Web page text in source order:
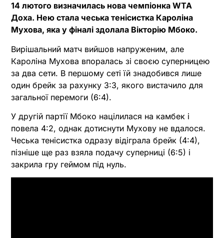
14 лютого визначилась нова чемпіонка WTA
Доха. Нею стала чеська тенісистка Кароліна
Мухова, яка у фіналі здолала Вікторію Мбоко.
Вирішальний матч вийшов напруженим, але
Кароліна Мухова впоралась зі своєю суперницею
за два сети. В першому сеті їй знадобився лише
один брейк за рахунку 3:3, якого вистачило для
загальної перемоги (6:4).
У другій партії Мбоко націлилася на камбек і
повела 4:2, однак дотиснути Мухову не вдалося.
Чеська тенісистка одразу відіграла брейк (4:4),
пізніше ще раз взяла подачу суперниці (6:5) і
закрила гру геймом під нуль.